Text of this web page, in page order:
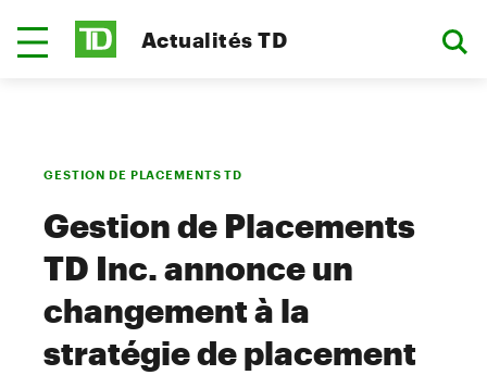
Actualités TD
GESTION DE PLACEMENTS TD
Gestion de Placements
TD Inc. annonce un
changement à la
stratégie de placement